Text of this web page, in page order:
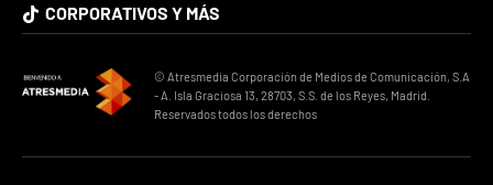
CORPORATIVOS Y MÁS
© Atresmedia Corporación de Medios de Comunicación, S.A
- A. Isla Graciosa 13, 28703, S.S. de los Reyes, Madrid.
Reservados todos los derechos